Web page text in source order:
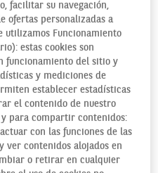
Y
eléctrico es el futuro en
marca el norte en
u otro están relacionados
durante el proceso de
es más popular el coche
facilitar su navegación,
ofertas personalizadas a
utilizamos Funcionamiento
estas cookies son
funcionamiento del sitio y
y mediciones de
establecer estadísticas
el contenido de nuestro
y para compartir contenidos:
con las funciones de las
ver contenidos alojados en
o retirar en cualquier